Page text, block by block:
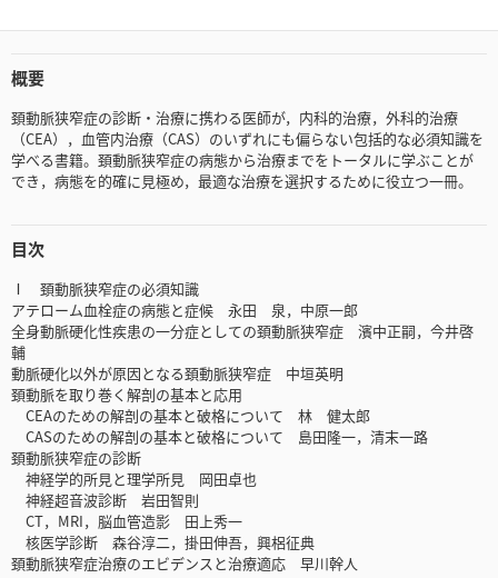
概要
頚動脈狭窄症の診断・治療に携わる医師が，内科的治療，外科的治療
（CEA），血管内治療（CAS）のいずれにも偏らない包括的な必須知識を
学べる書籍。頚動脈狭窄症の病態から治療までをトータルに学ぶことが
でき，病態を的確に見極め，最適な治療を選択するために役立つ一冊。
目次
Ⅰ 頚動脈狭窄症の必須知識
アテローム血栓症の病態と症候 永田 泉，中原一郎
全身動脈硬化性疾患の一分症としての頚動脈狭窄症 濱中正嗣，今井啓
輔
動脈硬化以外が原因となる頚動脈狭窄症 中垣英明
頚動脈を取り巻く解剖の基本と応用
CEAのための解剖の基本と破格について 林 健太郎
CASのための解剖の基本と破格について 島田隆一，清末一路
頚動脈狭窄症の診断
神経学的所見と理学所見 岡田卓也
神経超音波診断 岩田智則
CT，MRI，脳血管造影 田上秀一
核医学診断 森谷淳二，掛田伸吾，興梠征典
頚動脈狭窄症治療のエビデンスと治療適応 早川幹人